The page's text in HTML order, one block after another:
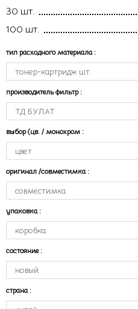
30 шт.
100 шт.
тип расходного материала :
производитель фильтр :
выбор (цв. / монохром :
оригинал /совместимка :
упаковка :
состояние :
страна :